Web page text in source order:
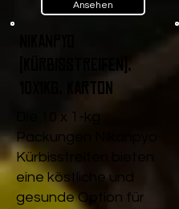
Ansehen
(Kürbisstreifen),
10x1kg, Karton
Die 10 x 1-kg
Packungen Nikanpyo
Kürbisstreifen bieten
eine köstliche und
gesunde Option für